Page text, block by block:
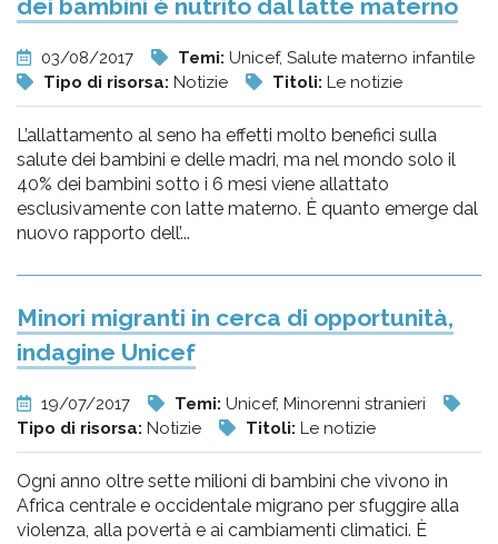
dei bambini è nutrito dal latte materno
03/08/2017 Temi: Unicef, Salute materno infantile
Tipo di risorsa: Notizie Titoli: Le notizie
L’allattamento al seno ha effetti molto benefici sulla
salute dei bambini e delle madri, ma nel mondo solo il
40% dei bambini sotto i 6 mesi viene allattato
esclusivamente con latte materno. È quanto emerge dal
nuovo rapporto dell’...
Minori migranti in cerca di opportunità,
indagine Unicef
19/07/2017 Temi: Unicef, Minorenni stranieri
Tipo di risorsa: Notizie Titoli: Le notizie
Ogni anno oltre sette milioni di bambini che vivono in
Africa centrale e occidentale migrano per sfuggire alla
violenza, alla povertà e ai cambiamenti climatici. È